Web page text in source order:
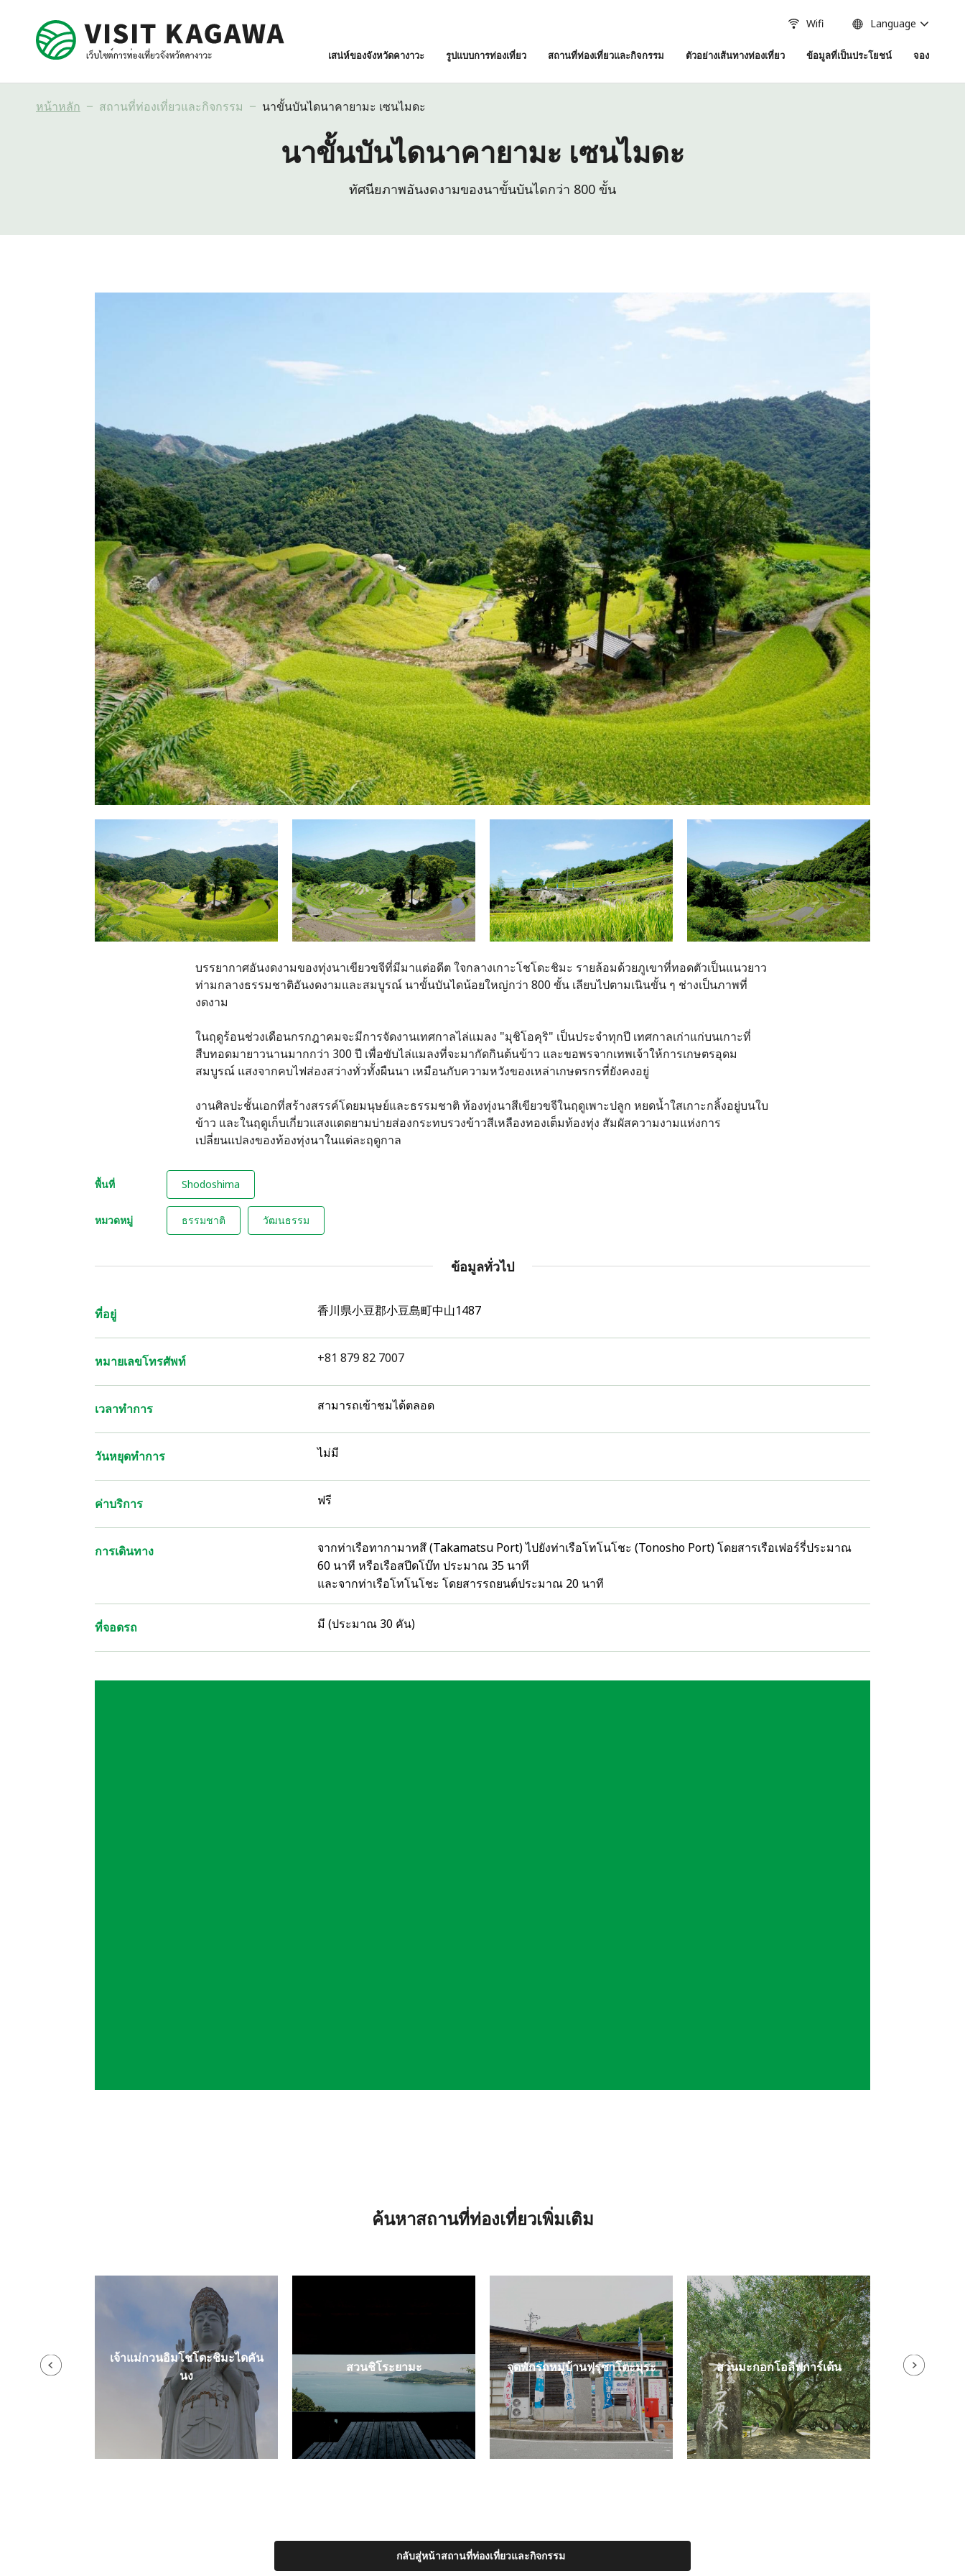
Wifi Language
เสน่ห์ของจังหวัดคางาวะ รูปแบบการท่องเที่ยว สถานที่ท่องเที่ยวและกิจกรรม ตัวอย่างเส้นทางท่องเที่ยว ข้อมูลที่เป็นประโยชน์ จอง
หน้าหลัก สถานที่ท่องเที่ยวและกิจกรรม นาขั้นบันไดนาคายามะ เซนไมดะ
นาขั้นบันไดนาคายามะ เซนไมดะ
ทัศนียภาพอันงดงามของนาขั้นบันไดกว่า 800 ขั้น
บรรยากาศอันงดงามของทุ่งนาเขียวขจีที่มีมาแต่อดีต ใจกลางเกาะโชโดะชิมะ รายล้อมด้วยภูเขาที่ทอดตัวเป็นแนวยาว
ท่ามกลางธรรมชาติอันงดงามและสมบูรณ์ นาขั้นบันไดน้อยใหญ่กว่า 800 ขั้น เลียบไปตามเนินขั้น ๆ ช่างเป็นภาพที่
งดงาม
ในฤดูร้อนช่วงเดือนกรกฎาคมจะมีการจัดงานเทศกาลไล่แมลง "มุชิโอคุริ" เป็นประจำทุกปี เทศกาลเก่าแก่บนเกาะที่
สืบทอดมายาวนานมากกว่า 300 ปี เพื่อขับไล่แมลงที่จะมากัดกินต้นข้าว และขอพรจากเทพเจ้าให้การเกษตรอุดม
สมบูรณ์ แสงจากคบไฟส่องสว่างทั่วทั้งผืนนา เหมือนกับความหวังของเหล่าเกษตรกรที่ยังคงอยู่
งานศิลปะชั้นเอกที่สร้างสรรค์โดยมนุษย์และธรรมชาติ ท้องทุ่งนาสีเขียวขจีในฤดูเพาะปลูก หยดน้ำใสเกาะกลิ้งอยู่บนใบ
ข้าว และในฤดูเก็บเกี่ยวแสงแดดยามบ่ายส่องกระทบรวงข้าวสีเหลืองทองเต็มท้องทุ่ง สัมผัสความงามแห่งการ
เปลี่ยนแปลงของท้องทุ่งนาในแต่ละฤดูกาล
พื้นที่ Shodoshima
หมวดหมู่ ธรรมชาติ วัฒนธรรม
ข้อมูลทั่วไป
ที่อยู่ 香川県小豆郡小豆島町中山1487
หมายเลขโทรศัพท์ +81 879 82 7007
เวลาทำการ สามารถเข้าชมได้ตลอด
วันหยุดทำการ ไม่มี
ค่าบริการ ฟรี
การเดินทาง
จากท่าเรือทากามาทสึ (Takamatsu Port) ไปยังท่าเรือโทโนโชะ (Tonosho Port) โดยสารเรือเฟอร์รี่ประมาณ
60 นาที หรือเรือสปีดโบ๊ท ประมาณ 35 นาที
และจากท่าเรือโทโนโชะ โดยสารรถยนต์ประมาณ 20 นาที
ที่จอดรถ มี (ประมาณ 30 คัน)
ค้นหาสถานที่ท่องเที่ยวเพิ่มเติม
เจ้าแม่กวนอิมโชโดะชิมะไดคัน
นง
สวนชิโระยามะ จุดพักรถหมู่บ้านฟุรุซาโตะมุระ สวนมะกอกโอลีฟการ์เด้น สวนมะ
กลับสู่หน้าสถานที่ท่องเที่ยวและกิจกรรม